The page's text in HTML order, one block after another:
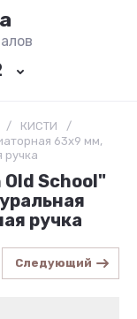
/ КИСТИ
/
63х9 мм,
ручка
School"
ручка
Следующий